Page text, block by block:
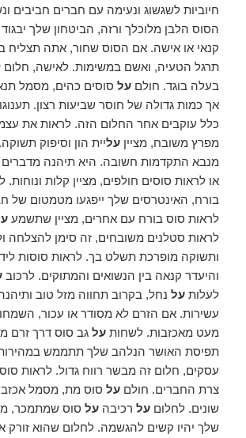
חיוביות לשגשוג ונעימה עם חברים חביבים
הסוס הלבן מלוכלך ורזה, הביטחון שלך
קנאי או אישה. אם הסוס שחור, אתה תצליח
תרגל הטעיה, ואשם במשימות. לאישה, חלום
בעלה בוגד. חולםעל סוסים כהים, מסמל
אך כמות גדולה של חוסר שביעות רצון.
כלל עוקבים אחר החלום הזה. לראות את
מפרץ משובח, מצייןעליית הון וסיפוק
מנבא התקדמות חשובה. היא תיהנה מדברים
או לראות סוסים חולפים, מציין קלות ונוחות.
בורח, האינטרסים שלך ייפגעו מטמטום של
לראות סוס בורח עם אחרים, מציין שתשמע
לראות סטלנים משובחים, זה סימן להצלחה
ותשוקה מופרכת תשלט בך. לראות סוסות
והיעדר קנאה בין הנשואים והמתוקים. לרכוב
לעלותעל נחל, בקרוב תחווה מזל טוב
עשירות. אם הזרם לא מסודר או עכור,
מעט מאכזבות. לשחותעל גב סוס דרך זרם
תפיסת האושר הנלהב שלך תתממש
עסקים, חלום זה מבשר רווח גדול. לראות
צרת החברים. חולםעל סוס מת, מסמל
שונים. לחלוםעל רכיבהעל סוס שמתמכר,
שלך יהיו קשים להגשמה. לחלום שהוא זורק